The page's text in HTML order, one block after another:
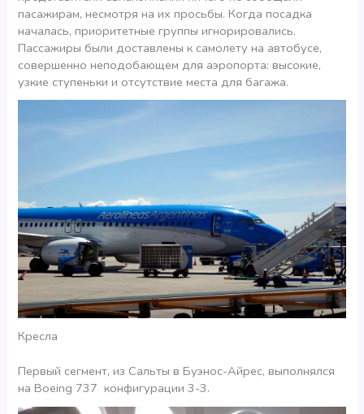
пасажирам, несмотря на их просьбы. Когда посадка
началась, приоритетные группы игнорировались.
Пассажиры были доставлены к самолету на автобусе,
совершенно неподобающем для аэропорта: высокие,
узкие ступеньки и отсутствие места для багажа.
Кресла
Первый сегмент, из Сальты в Буэнос-Айрес, выполнялся
на Boeing 737 конфигурации 3-3.